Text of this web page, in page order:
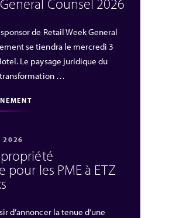
de Retail Week General
se tiendra le mercredi 3
Le paysage juridique du
…
2026
les PME à ETZ
d’annoncer la tenue d’une